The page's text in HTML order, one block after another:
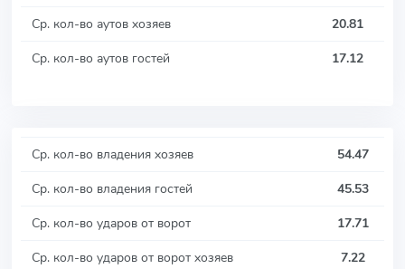
Ср. кол-во аутов хозяев
20.81
Ср. кол-во аутов гостей
17.12
Ср. кол-во владения хозяев
54.47
Ср. кол-во владения гостей
45.53
Ср. кол-во ударов от ворот
17.71
Ср. кол-во ударов от ворот хозяев
7.22